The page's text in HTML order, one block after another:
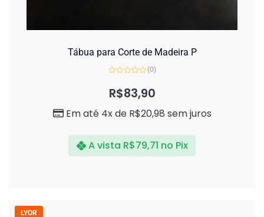
Tábua para Corte de Madeira P
de
(0)
R$83,90
Em até 4x de R$20,98 sem juros
A vista R$79,71 no Pix
LYOR